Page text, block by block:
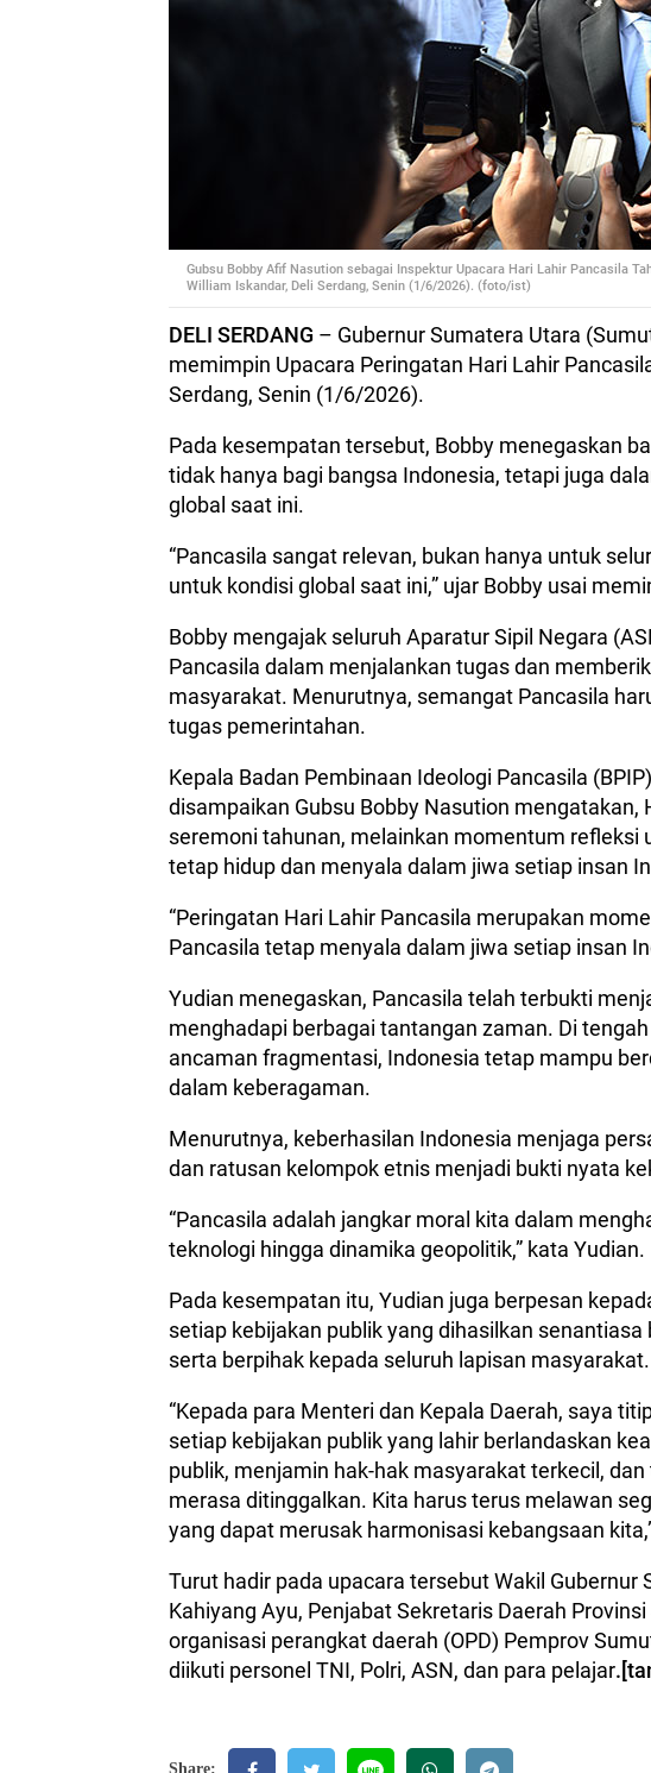
Gubsu Bobby Afif Nasution sebagai Inspektur Upacara Hari Lahir Pancasila
William Iskandar, Deli Serdang, Senin (1/6/2026). (foto/ist)
DELI SERDANG – Gubernur Sumatera Utara
memimpin Upacara Peringatan Hari Lahir
Serdang, Senin (1/6/2026).
Pada kesempatan tersebut, Bobby menegaskan
tidak hanya bagi bangsa Indonesia, tetapi juga
global saat ini.
“Pancasila sangat relevan, bukan hanya untuk
untuk kondisi global saat ini,” ujar Bobby usai
Bobby mengajak seluruh Aparatur Sipil Negara
Pancasila dalam menjalankan tugas dan
masyarakat. Menurutnya, semangat Pancasila
tugas pemerintahan.
Kepala Badan Pembinaan Ideologi Pancasila
disampaikan Gubsu Bobby Nasution mengatakan,
seremoni tahunan, melainkan momentum refleksi
tetap hidup dan menyala dalam jiwa setiap insan
“Peringatan Hari Lahir Pancasila merupakan
Pancasila tetap menyala dalam jiwa setiap insan
Yudian menegaskan, Pancasila telah terbukti
menghadapi berbagai tantangan zaman. Di
ancaman fragmentasi, Indonesia tetap mampu
dalam keberagaman.
Menurutnya, keberhasilan Indonesia menjaga
dan ratusan kelompok etnis menjadi bukti nyata
“Pancasila adalah jangkar moral kita dalam
teknologi hingga dinamika geopolitik,” kata Yudian.
Pada kesempatan itu, Yudian juga berpesan
setiap kebijakan publik yang dihasilkan senantiasa
serta berpihak kepada seluruh lapisan masyarakat.
“Kepada para Menteri dan Kepala Daerah, saya
setiap kebijakan publik yang lahir berlandaskan
publik, menjamin hak-hak masyarakat terkecil,
merasa ditinggalkan. Kita harus terus melawan
yang dapat merusak harmonisasi kebangsaan
Turut hadir pada upacara tersebut Wakil Gubernur
Kahiyang Ayu, Penjabat Sekretaris Daerah
organisasi perangkat daerah (OPD) Pemprov
diikuti personel TNI, Polri, ASN, dan para pelajar
Share: